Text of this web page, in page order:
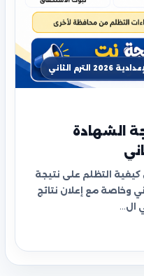
الثاني
الشهادة
التظلم على نتيجة
2026 الترم الثاني وخاصة مع إعلان نتائج
ال…